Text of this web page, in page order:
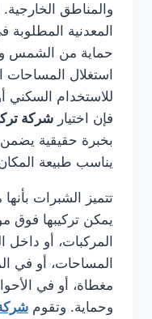
والمناطق
المعدنية المطلوبة
حماية من الشمس
استغلال
للاستخدام السكني
فإن اختيار شركة
بخبرة حقيقية يضمن
يناسب طبيعة
تتميز الشبرات
يمكن تركيبها فوق
المركبات، أو
المساحات، أو في
مغطاة، أو في
وحماية. وتقوم